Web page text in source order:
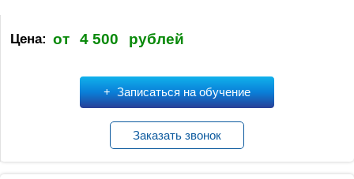
Цена: от 4 500 рублей
Записаться на обучение
Заказать звонок